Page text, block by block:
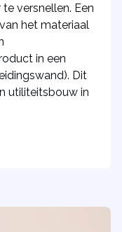
versnellen. Een
het materiaal
in een
Dit
utiliteitsbouw in